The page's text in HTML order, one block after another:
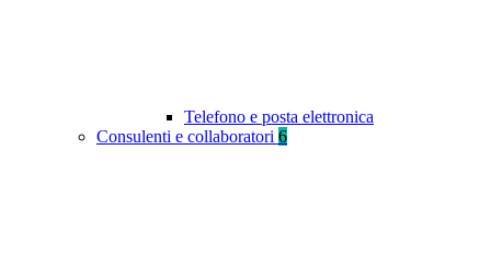
Telefono e posta elettronica
Consulenti e collaboratori 6